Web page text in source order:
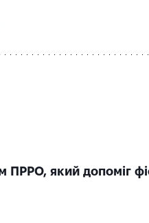
ПРРО, який допоміг